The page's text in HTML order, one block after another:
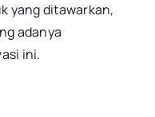
yang ditawarkan,
adanya
ini.